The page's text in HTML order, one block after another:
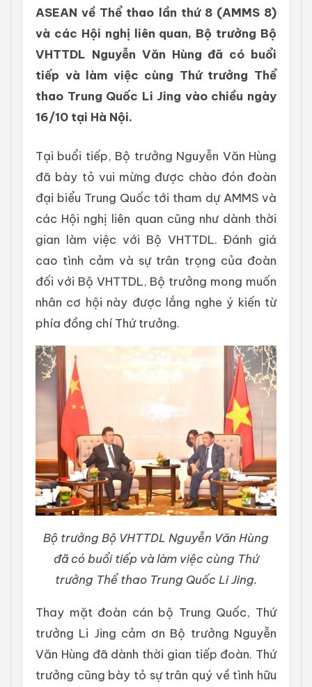
ASEAN về Thể thao lần thứ 8 (AMMS 8)
và các Hội nghị liên quan, Bộ trưởng Bộ
VHTTDL Nguyễn Văn Hùng đã có buổi
tiếp và làm việc cùng Thứ trưởng Thể
thao Trung Quốc Li Jing vào chiều ngày
16/10 tại Hà Nội.
Tại buổi tiếp, Bộ trưởng Nguyễn Văn Hùng
đã bày tỏ vui mừng được chào đón đoàn
đại biểu Trung Quốc tới tham dự AMMS và
các Hội nghị liên quan cũng như dành thời
gian làm việc với Bộ VHTTDL. Đánh giá
cao tình cảm và sự trân trọng của đoàn
đối với Bộ VHTTDL, Bộ trưởng mong muốn
nhân cơ hội này được lắng nghe ý kiến từ
phía đồng chí Thứ trưởng.
Bộ trưởng Bộ VHTTDL Nguyễn Văn Hùng
đã có buổi tiếp và làm việc cùng Thứ
trưởng Thể thao Trung Quốc Li Jing.
Thay mặt đoàn cán bộ Trung Quốc, Thứ
trưởng Li Jing cảm ơn Bộ trưởng Nguyễn
Văn Hùng đã dành thời gian tiếp đoàn. Thứ
trưởng cũng bày tỏ sự trân quý về tình hữu